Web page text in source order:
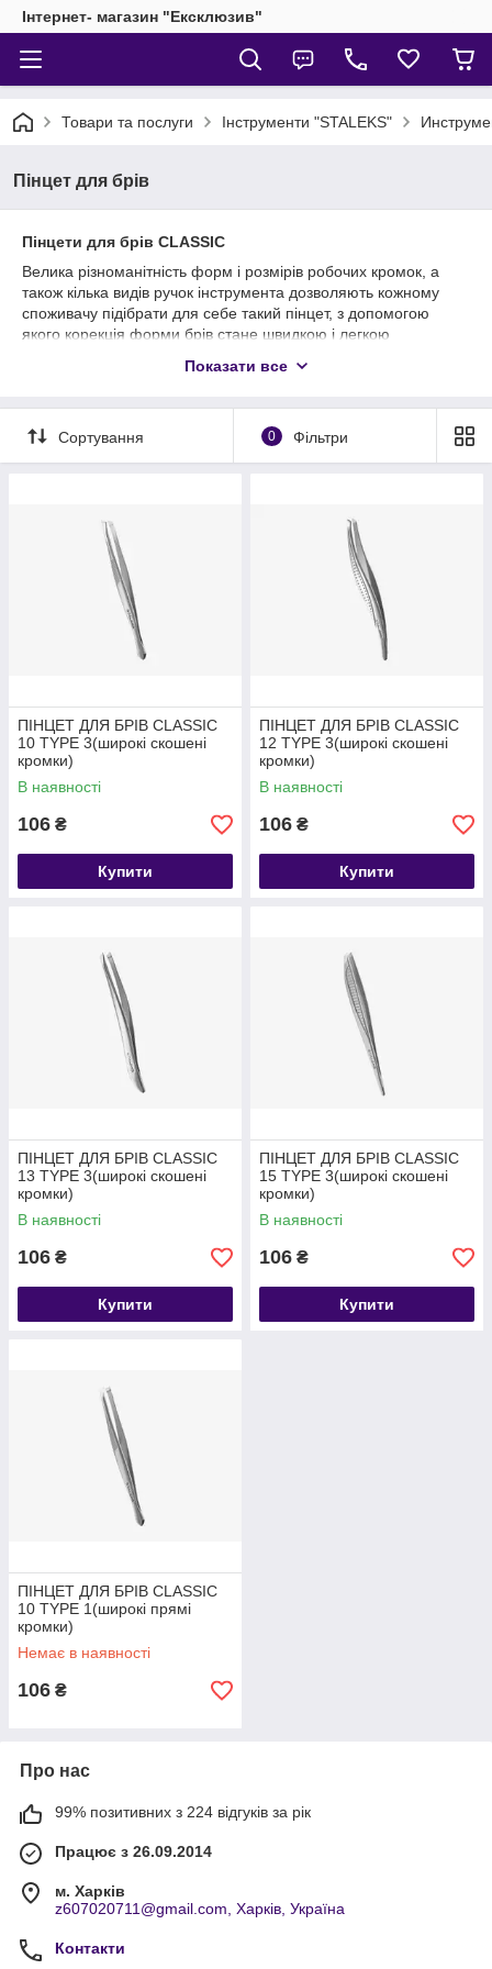
Інтернет- магазин "Ексклюзив"
Товари та послуги Інструменти "STALEKS"
Пінцет для брів
Пінцети для брів CLASSIC
Велика різноманітність форм і розмірів робочих кромок, а
також кілька видів ручок інструмента дозволяють кожному
споживачу підібрати для себе такий пінцет, з допомогою
якого корекція форми брів стане швидкою і легкою
високоякісної поліруванням, яка забезпечує довговічність
Показати все
Сортування 0 Фільтри
ПІНЦЕТ ДЛЯ БРІВ CLASSIC
10 TYPE 3(широкі скошені
кромки)
В наявності
106 ₴
Купити
ПІНЦЕТ ДЛЯ БРІВ CLASSIC
12 TYPE 3(широкі скошені
кромки)
В наявності
106 ₴
Купити
ПІНЦЕТ ДЛЯ БРІВ CLASSIC
13 TYPE 3(широкі скошені
кромки)
В наявності
106 ₴
Купити
ПІНЦЕТ ДЛЯ БРІВ CLASSIC
15 TYPE 3(широкі скошені
кромки)
В наявності
106 ₴
Купити
ПІНЦЕТ ДЛЯ БРІВ CLASSIC
10 TYPE 1(широкі прямі
кромки)
Немає в наявності
106 ₴
Про нас
99% позитивних з 224 відгуків за рік
Працює з 26.09.2014
м. Харків
z607020711@gmail.com, Харків, Україна
Контакти